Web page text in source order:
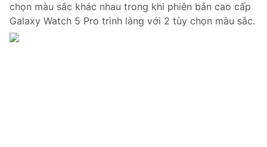
chọn màu sắc khác nhau trong khi phiên bản cao cấp
Galaxy Watch 5 Pro trình làng với 2 tùy chọn màu sắc.